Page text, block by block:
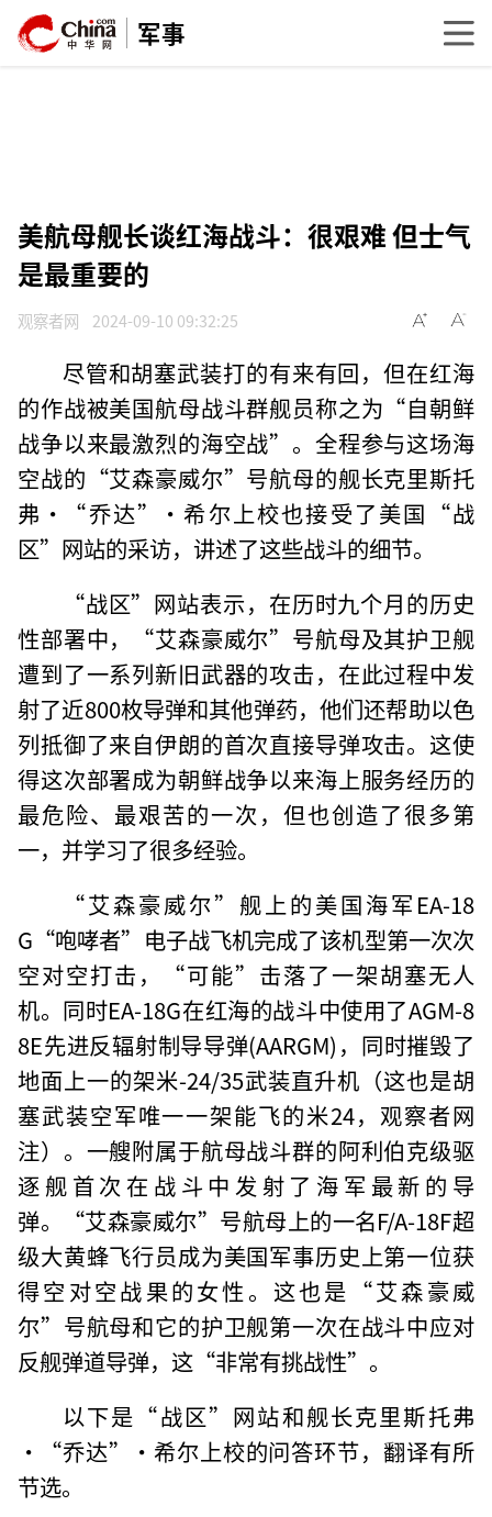
军事
美航母舰长谈红海战斗：很艰难 但士气
是最重要的
观察者网 2024-09-10 09:32:25
尽管和胡塞武装打的有来有回，但在红海
的作战被美国航母战斗群舰员称之为“自朝鲜
战争以来最激烈的海空战”。全程参与这场海
空战的“艾森豪威尔”号航母的舰长克里斯托
弗·“乔达”·希尔上校也接受了美国“战
区”网站的采访，讲述了这些战斗的细节。
“战区”网站表示，在历时九个月的历史
性部署中，“艾森豪威尔”号航母及其护卫舰
遭到了一系列新旧武器的攻击，在此过程中发
射了近800枚导弹和其他弹药，他们还帮助以色
列抵御了来自伊朗的首次直接导弹攻击。这使
得这次部署成为朝鲜战争以来海上服务经历的
最危险、最艰苦的一次，但也创造了很多第
一，并学习了很多经验。
“艾森豪威尔”舰上的美国海军EA-18
G“咆哮者”电子战飞机完成了该机型第一次次
空对空打击，“可能”击落了一架胡塞无人
机。同时EA-18G在红海的战斗中使用了AGM-8
8E先进反辐射制导导弹(AARGM)，同时摧毁了
地面上一的架米-24/35武装直升机（这也是胡
塞武装空军唯一一架能飞的米24，观察者网
注）。一艘附属于航母战斗群的阿利伯克级驱
逐舰首次在战斗中发射了海军最新的导
弹。“艾森豪威尔”号航母上的一名F/A-18F超
级大黄蜂飞行员成为美国军事历史上第一位获
得空对空战果的女性。这也是“艾森豪威
尔”号航母和它的护卫舰第一次在战斗中应对
反舰弹道导弹，这“非常有挑战性”。
以下是“战区”网站和舰长克里斯托弗
·“乔达”·希尔上校的问答环节，翻译有所
节选。